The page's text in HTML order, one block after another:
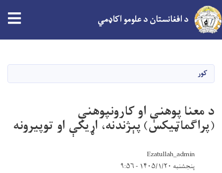
د افغانستان د علومو اکاډمي
کور
د معنا پوهنې او کارونپوهنې
(پراګماټیکس) پېژندنه، اړیکې او توپیرونه
Ezatullah_admin
پنجشنبه ۱۴۰۵/۱/۲۰ - ۹:۵۶